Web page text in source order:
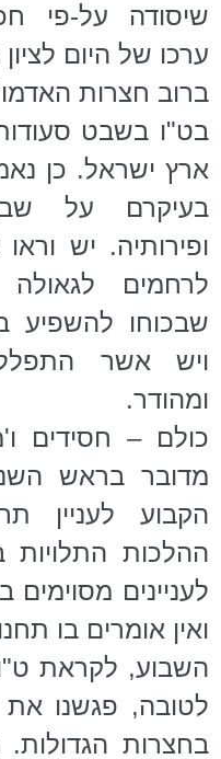
שיסודה על-פי
ערכו של היום
ברוב חצרות
בט"ו בשבט
ארץ ישראל. כן
בעיקרם על
ופירותיה. יש
לרחמים
שבכוחו להשפיע
ויש אשר
ומהודר.
כולם – חסידים
מדובר בראש
הקבוע לעניין
ההלכות
לעניינים
ואין אומרים בו
השבוע, לקראת
לטובה, פגשנו את
בחצרות